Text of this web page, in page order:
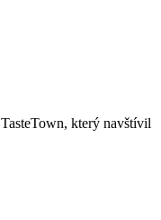
který navštívil